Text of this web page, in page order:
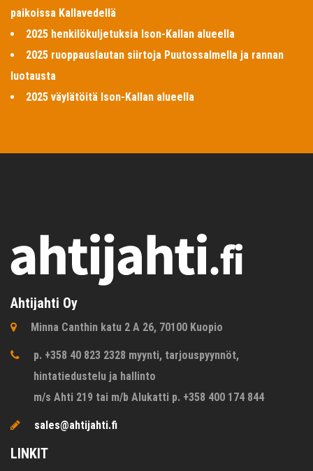
paikoissa Kallavedellä
2025 henkilökuljetuksia Ison-Kallan alueella
2025 ruoppauslautan siirtoja Puutossalmella ja rannan
luotausta
2025 väylätöitä Ison-Kallan alueella
Ahtijahti Oy
Minna Canthin katu 2 A 26, 70100 Kuopio
p. +358 40 823 2328 myynti, tarjouspyynnöt,
hintatiedustelu ja hallinto
m/s Ahti 219 tai m/b Alukatti p. +358 400 174 844
sales@ahtijahti.fi
LINKIT